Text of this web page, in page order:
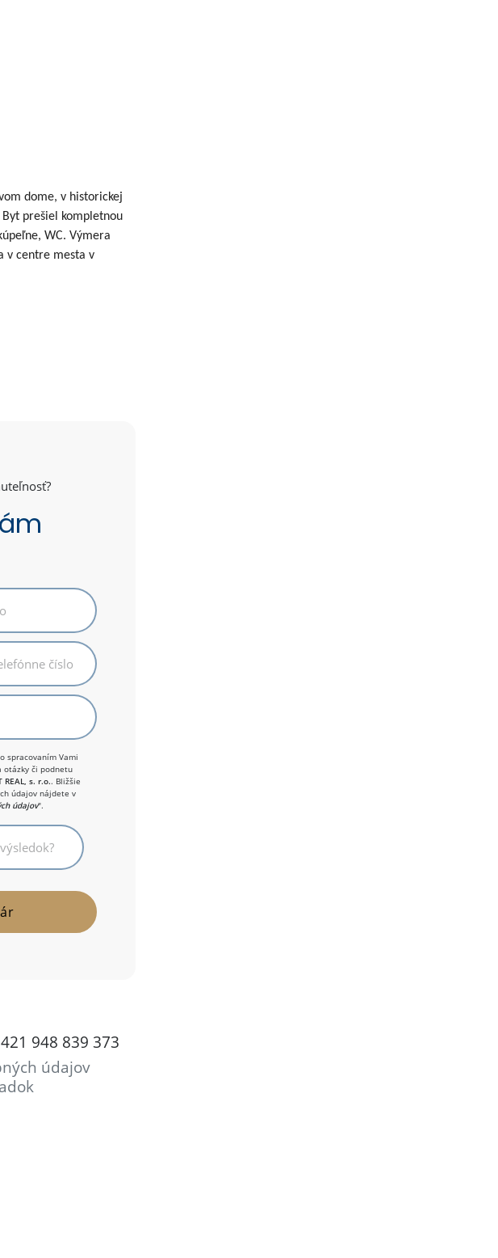
dome, v historickej
prešiel kompletnou
WC. Výmera
v centre mesta v
spracovaním Vami
otázky či podnetu
REAL, s. r.o.. Bližšie
údajov nájdete v
údajov".
948 839 373
údajov